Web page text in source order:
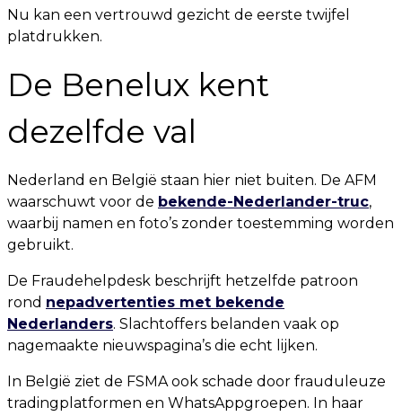
Nu kan een vertrouwd gezicht de eerste twijfel
platdrukken.
De Benelux kent
dezelfde val
Nederland en België staan hier niet buiten. De AFM
waarschuwt voor de bekende-Nederlander-truc,
waarbij namen en foto’s zonder toestemming worden
gebruikt.
De Fraudehelpdesk beschrijft hetzelfde patroon
rond nepadvertenties met bekende
Nederlanders. Slachtoffers belanden vaak op
nagemaakte nieuwspagina’s die echt lijken.
In België ziet de FSMA ook schade door frauduleuze
tradingplatformen en WhatsAppgroepen. In haar